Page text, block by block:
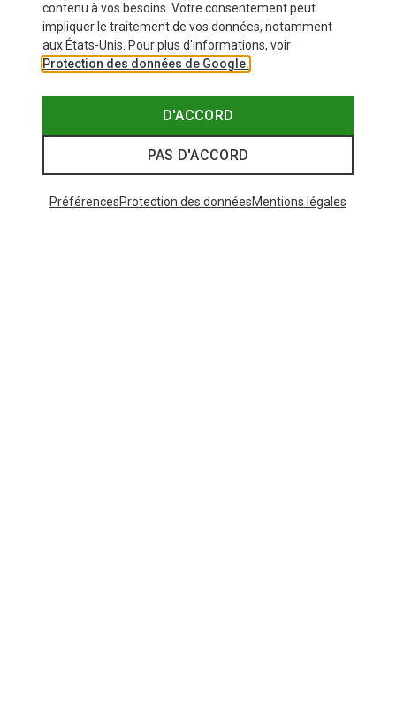
Similaires à ceux vus récemment
contenu à vos besoins. Votre consentement peut
impliquer le traitement de vos données, notamment
aux États-Unis. Pour plus d'informations, voir
Protection des données de Google.
D'ACCORD
PAS D'ACCORD
PréférencesProtection des donnéesMentions légales